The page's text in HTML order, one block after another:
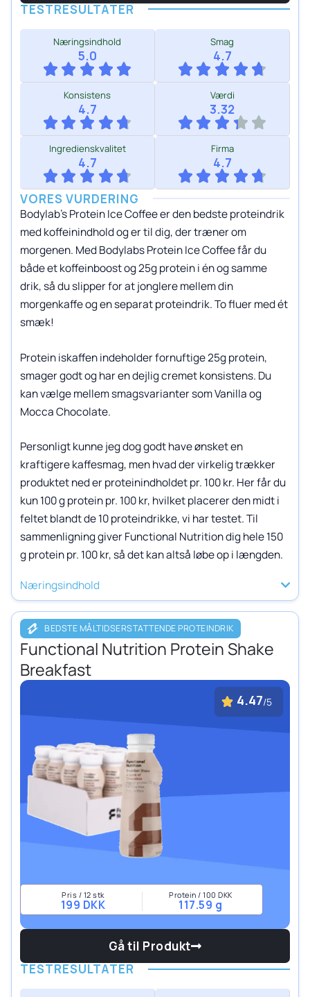
TESTRESULTATER
Næringsindhold
5.0
Smag
4.7
Konsistens
4.7
Værdi
3.32
Ingredienskvalitet
4.7
Firma
4.7
VORES VURDERING
Bodylab’s Protein Ice Coffee er den bedste proteindrik
med koffeinindhold og er til dig, der træner om
morgenen. Med Bodylabs Protein Ice Coffee får du
både et koffeinboost og 25g protein i én og samme
drik, så du slipper for at jonglere mellem din
morgenkaffe og en separat proteindrik. To fluer med ét
smæk!
Protein iskaffen indeholder fornuftige 25g protein,
smager godt og har en dejlig cremet konsistens. Du
kan vælge mellem smagsvarianter som Vanilla og
Mocca Chocolate.
Personligt kunne jeg dog godt have ønsket en
kraftigere kaffesmag, men hvad der virkelig trækker
produktet ned er proteinindholdet pr. 100 kr. Her får du
kun 100 g protein pr. 100 kr, hvilket placerer den midt i
feltet blandt de 10 proteindrikke, vi har testet. Til
sammenligning giver Functional Nutrition dig hele 150
g protein pr. 100 kr, så det kan altså løbe op i længden.
Næringsindhold
BEDSTE MÅLTIDSERSTATTENDE PROTEINDRIK
Functional Nutrition Protein Shake
Breakfast
Pris / 12 stk
199 DKK
Protein / 100 DKK
117.59 g
4.47/5
Gå til Produkt
TESTRESULTATER